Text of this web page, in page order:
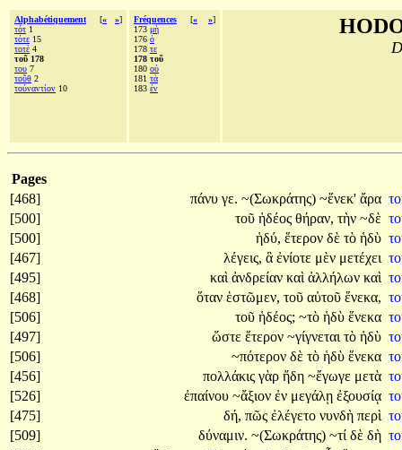
Alphabétiquement [« »]
τότ 1
τότε 15
τοτὲ 4
τοῦ 178
του 7
τοῦθ 2
τοὐναντίον 10
Fréquences [« »]
173 μὴ
176 ὁ
178 τε
178 τοῦ
180 οὐ
181 τὰ
183 ἐν
Pages
[468]
πάνυ γε. ~(Σωκράτης) ~ἕνεκ' ἄρα
[500]
τοῦ ἡδέος θήραν, τὴν ~δὲ
[500]
ἡδύ, ἕτερον δὲ τὸ ἡδὺ
[467]
λέγεις, ἃ ἐνίοτε μὲν μετέχει
[495]
καὶ ἀνδρείαν καὶ ἀλλήλων καὶ
[468]
ὅταν ἑστῶμεν, τοῦ αὐτοῦ ἕνεκα,
[506]
τοῦ ἡδέος; ~τὸ ἡδὺ ἕνεκα
[497]
ὥστε ἕτερον ~γίγνεται τὸ ἡδὺ
[506]
~πότερον δὲ τὸ ἡδὺ ἕνεκα
[456]
πολλάκις γὰρ ἤδη ~ἔγωγε μετὰ
[526]
ἐπαίνου ~ἄξιον ἐν μεγάλῃ ἐξουσίᾳ
[475]
δή, πῶς ἐλέγετο νυνδὴ περὶ
[509]
δύναμιν. ~(Σωκράτης) ~τί δὲ δὴ